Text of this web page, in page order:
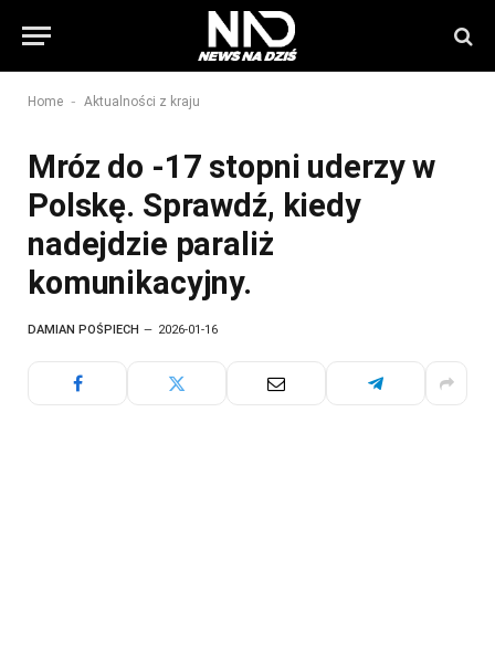
Home - Aktualności z kraju
Mróz do -17 stopni uderzy w
Polskę. Sprawdź, kiedy
nadejdzie paraliż
komunikacyjny.
DAMIAN POŚPIECH 2026-01-16